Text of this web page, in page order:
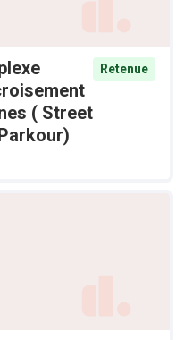
( Street
Retenue